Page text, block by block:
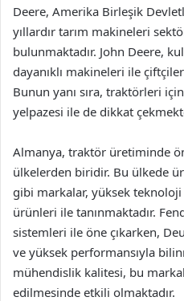
Deere, Amerika Birleşik
yıllardır tarım makineleri
bulunmaktadır. John Deere,
dayanıklı makineleri ile
Bunun yanı sıra, traktörleri
yelpazesi ile de dikkat
Almanya, traktör üretiminde
ülkelerden biridir. Bu ülkede
gibi markalar, yüksek
ürünleri ile tanınmaktadır.
sistemleri ile öne çıkarken,
ve yüksek performansıyla
mühendislik kalitesi, bu
edilmesinde etkili olmaktadır.